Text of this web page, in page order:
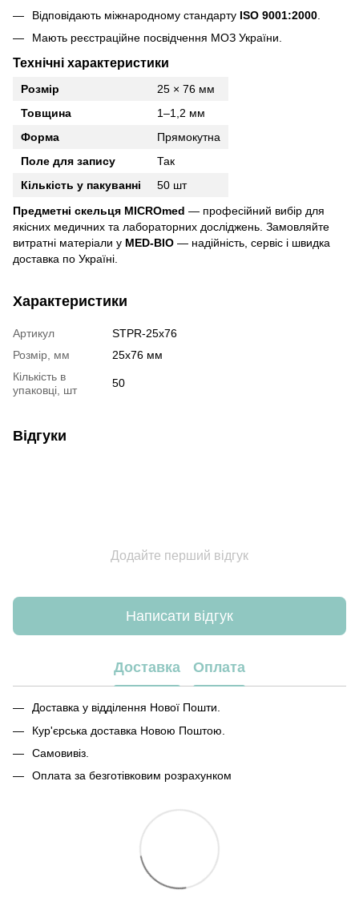
Відповідають міжнародному стандарту ISO 9001:2000
Мають реєстраційне посвідчення МОЗ України.
Технічні характеристики
Розмір
25 × 76 мм
Товщина
1–1,2 мм
Форма
Прямокутна
Поле для запису
Так
Кількість у пакуванні
50 шт
Предметні скельця MICROmed — професійний вибір для
якісних медичних та лабораторних досліджень. Замовляйте
витратні матеріали у MED-BIO — надійність, сервіс і швидка
доставка по Україні.
Характеристики
Артикул
STPR-25х76
Розмір, мм
25х76 мм
Кількість в
упаковці, шт
50
Відгуки
Додайте перший відгук
Написати відгук
Доставка Оплата
Доставка у відділення Нової Пошти.
Кур'єрська доставка Новою Поштою.
Самовивіз.
Оплата за безготівковим розрахунком